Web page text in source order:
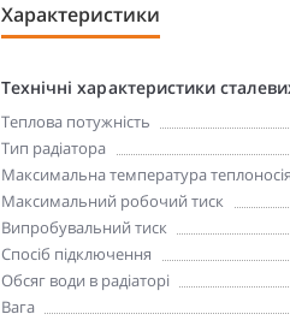
Характеристики
Технічні характеристики
Теплова потужність
Тип радіатора
Максимальна температура теплоносія
Максимальний робочий тиск
Випробувальний тиск
Спосіб підключення
Обсяг води в радіаторі
Вага